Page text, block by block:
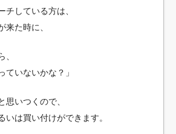
チしている方は、
来た時に、
、
ていないかな？」
思いつくので、
いは買い付けができます。